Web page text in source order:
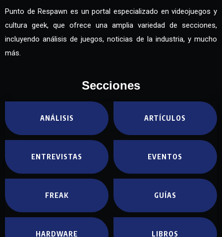
Punto de Respawn es un portal especializado en videojuegos y
cultura geek, que ofrece una amplia variedad de secciones,
incluyendo análisis de juegos, noticias de la industria, y mucho
más.
Secciones
ANÁLISIS ARTÍCULOS
ENTREVISTAS EVENTOS
FREAK GUÍAS
HARDWARE LIBROS